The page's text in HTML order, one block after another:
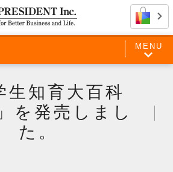
MENU
生知育大百科
を発売しまし
た。